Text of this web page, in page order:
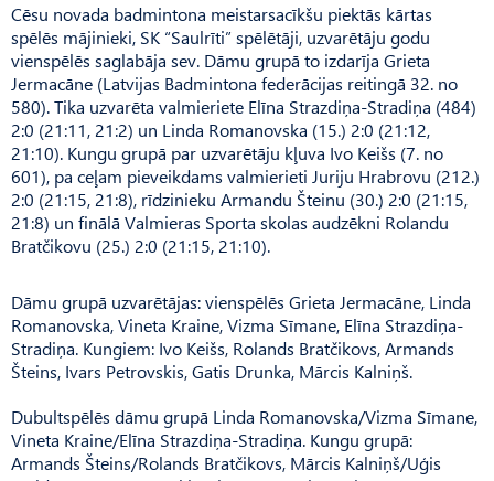
Cēsu novada badmintona meistarsacīkšu piektās kārtas
spēlēs mājinieki, SK “Saulrīti” spēlētāji, uzvarētāju godu
vienspēlēs saglabāja sev. Dāmu grupā to izdarīja Grieta
Jermacāne (Latvijas Badmintona federācijas reitingā 32. no
580). Tika uzvarēta valmieriete Elīna Strazdiņa-Stradiņa (484)
2:0 (21:11, 21:2) un Linda Romanovska (15.) 2:0 (21:12,
21:10). Kungu grupā par uzvarētāju kļuva Ivo Keišs (7. no
601), pa ceļam pieveikdams valmierieti Juriju Hrabrovu (212.)
2:0 (21:15, 21:8), rīdzinieku Armandu Šteinu (30.) 2:0 (21:15,
21:8) un finālā Valmieras Sporta skolas audzēkni Rolandu
Bratčikovu (25.) 2:0 (21:15, 21:10).
Dāmu grupā uzvarētājas: vienspēlēs Grieta Jermacāne, Linda
Romanovska, Vineta Kraine, Vizma Sīmane, Elīna Strazdiņa-
Stradiņa. Kungiem: Ivo Keišs, Rolands Bratčikovs, Armands
Šteins, Ivars Petrovskis, Gatis Drunka, Mārcis Kalniņš.
Dubultspēlēs dāmu grupā Linda Romanovska/Vizma Sīmane,
Vineta Kraine/Elīna Strazdiņa-Stradiņa. Kungu grupā:
Armands Šteins/Rolands Bratčikovs, Mārcis Kalniņš/Uģis